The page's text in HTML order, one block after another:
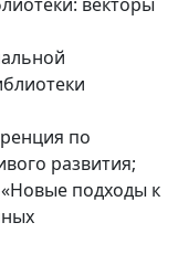
по
развития;
подходы к